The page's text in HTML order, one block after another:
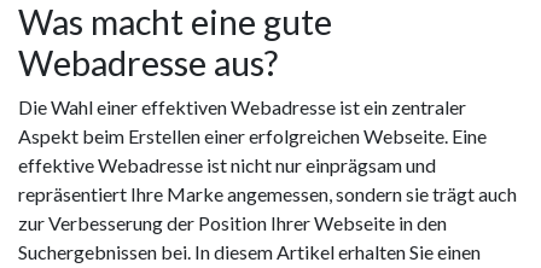
Was macht eine gute
Webadresse aus?
Die Wahl einer effektiven Webadresse ist ein zentraler
Aspekt beim Erstellen einer erfolgreichen Webseite. Eine
effektive Webadresse ist nicht nur einprägsam und
repräsentiert Ihre Marke angemessen, sondern sie trägt auch
zur Verbesserung der Position Ihrer Webseite in den
Suchergebnissen bei. In diesem Artikel erhalten Sie einen